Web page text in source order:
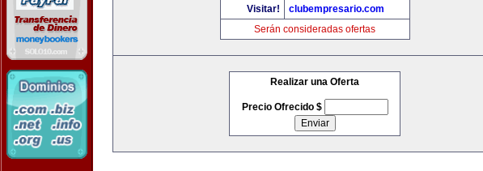
Visitar!
clubempresario.com
Serán consideradas ofertas
Realizar una Oferta
Precio Ofrecido $